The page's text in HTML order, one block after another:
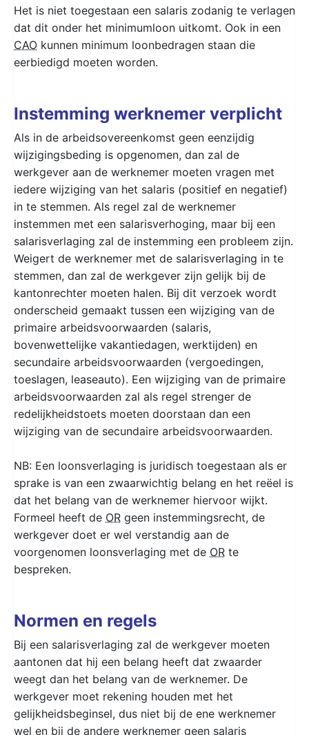
Het is niet toegestaan een salaris zodanig te verlagen
dat dit onder het minimumloon uitkomt. Ook in een
CAO kunnen minimum loonbedragen staan die
eerbiedigd moeten worden.
Instemming werknemer verplicht
Als in de arbeidsovereenkomst geen eenzijdig
wijzigingsbeding is opgenomen, dan zal de
werkgever aan de werknemer moeten vragen met
iedere wijziging van het salaris (positief en negatief)
in te stemmen. Als regel zal de werknemer
instemmen met een salarisverhoging, maar bij een
salarisverlaging zal de instemming een probleem zijn.
Weigert de werknemer met de salarisverlaging in te
stemmen, dan zal de werkgever zijn gelijk bij de
kantonrechter moeten halen. Bij dit verzoek wordt
onderscheid gemaakt tussen een wijziging van de
primaire arbeidsvoorwaarden (salaris,
bovenwettelijke vakantiedagen, werktijden) en
secundaire arbeidsvoorwaarden (vergoedingen,
toeslagen, leaseauto). Een wijziging van de primaire
arbeidsvoorwaarden zal als regel strenger de
redelijkheidstoets moeten doorstaan dan een
wijziging van de secundaire arbeidsvoorwaarden.
NB: Een loonsverlaging is juridisch toegestaan als er
sprake is van een zwaarwichtig belang en het reëel is
dat het belang van de werknemer hiervoor wijkt.
Formeel heeft de OR geen instemmingsrecht, de
werkgever doet er wel verstandig aan de
voorgenomen loonsverlaging met de OR te
bespreken.
Normen en regels
Bij een salarisverlaging zal de werkgever moeten
aantonen dat hij een belang heeft dat zwaarder
weegt dan het belang van de werknemer. De
werkgever moet rekening houden met het
gelijkheidsbeginsel, dus niet bij de ene werknemer
wel en bij de andere werknemer geen salaris